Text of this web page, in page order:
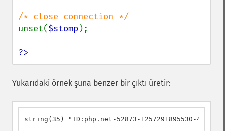
unset($stomp );
?>
Yukarıdaki örnek şuna benzer bir çıktı üretir:
string(35) "ID:php.net-52873-1257291895530-4:14"